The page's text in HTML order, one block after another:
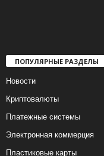
ПОПУЛЯРНЫЕ РАЗДЕЛЫ
Новости
Криптовалюты
Платежные системы
Электронная коммерция
Пластиковые карты